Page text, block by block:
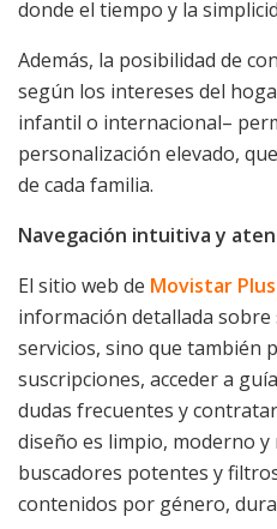
donde el tiempo y la
Además, la posibilidad de
según los intereses del
infantil o internacional–
personalización elevado,
de cada familia.
Navegación intuitiva y
El sitio web de Movistar Plus
información detallada
servicios, sino que también
suscripciones, acceder a
dudas frecuentes y
diseño es limpio, moderno y
buscadores potentes y
contenidos por género,